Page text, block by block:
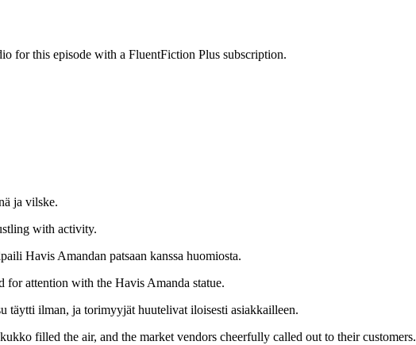
for this episode with a FluentFiction Plus subscription.
ja vilske.
with activity.
Havis Amandan patsaan kanssa huomiosta.
for attention with the Havis Amanda statue.
täytti ilman, ja torimyyjät huutelivat iloisesti asiakkailleen.
filled the air, and the market vendors cheerfully called out to their customers.